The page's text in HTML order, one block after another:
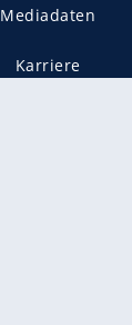
Mediadaten
Karriere